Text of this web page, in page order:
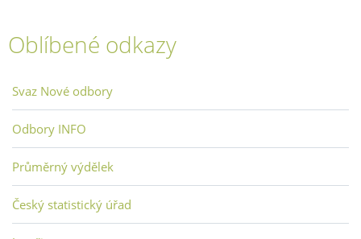
Oblíbené odkazy
Svaz Nové odbory
Odbory INFO
Průměrný výdělek
Český statistický úřad